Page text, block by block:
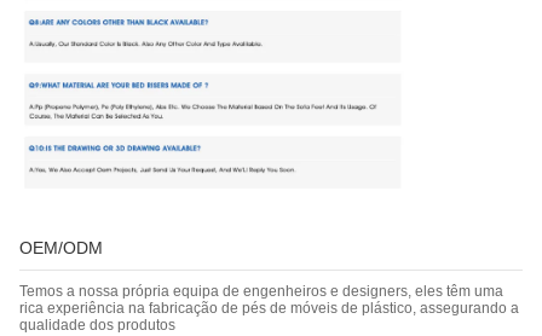
OEM/ODM
Temos a nossa própria equipa de engenheiros e designers, eles têm uma
rica experiência na fabricação de pés de móveis de plástico, assegurando a
qualidade dos produtos